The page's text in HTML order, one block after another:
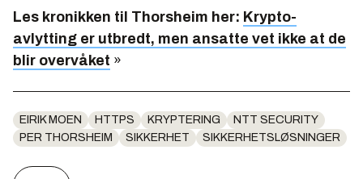
Les kronikken til Thorsheim her: Krypto-
avlytting er utbredt, men ansatte vet ikke at de
blir overvåket »
EIRIK MOEN HTTPS KRYPTERING
NTT SECURITY
PER THORSHEIM
SIKKERHET SIKKERHETSLØSNINGER